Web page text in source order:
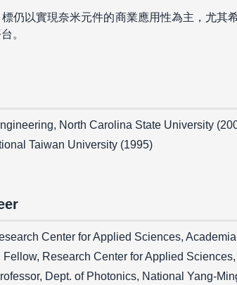
仍以實現奈米元件的商業應用性為主，尤其
。
North Carolina State University
Taiwan University (1995)
Center for Applied Sciences,
Research Center for Applied
Dept. of Photonics, National Yang-